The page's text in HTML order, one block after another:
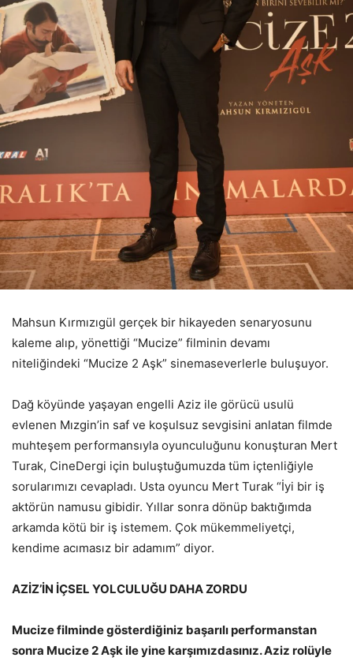
Mahsun Kırmızıgül gerçek bir hikayeden senaryosunu
kaleme alıp, yönettiği “Mucize” filminin devamı
niteliğindeki “Mucize 2 Aşk” sinemaseverlerle buluşuyor.
Dağ köyünde yaşayan engelli Aziz ile görücü usulü
evlenen Mızgin’in saf ve koşulsuz sevgisini anlatan filmde
muhteşem performansıyla oyunculuğunu konuşturan Mert
Turak, CineDergi için buluştuğumuzda tüm içtenliğiyle
sorularımızı cevapladı. Usta oyuncu Mert Turak “İyi bir iş
aktörün namusu gibidir. Yıllar sonra dönüp baktığımda
arkamda kötü bir iş istemem. Çok mükemmeliyetçi,
kendime acımasız bir adamım” diyor.
AZİZ’İN İÇSEL YOLCULUĞU DAHA ZORDU
Mucize filminde gösterdiğiniz başarılı performanstan
sonra Mucize 2 Aşk ile yine karşımızdasınız. Aziz rolüyle